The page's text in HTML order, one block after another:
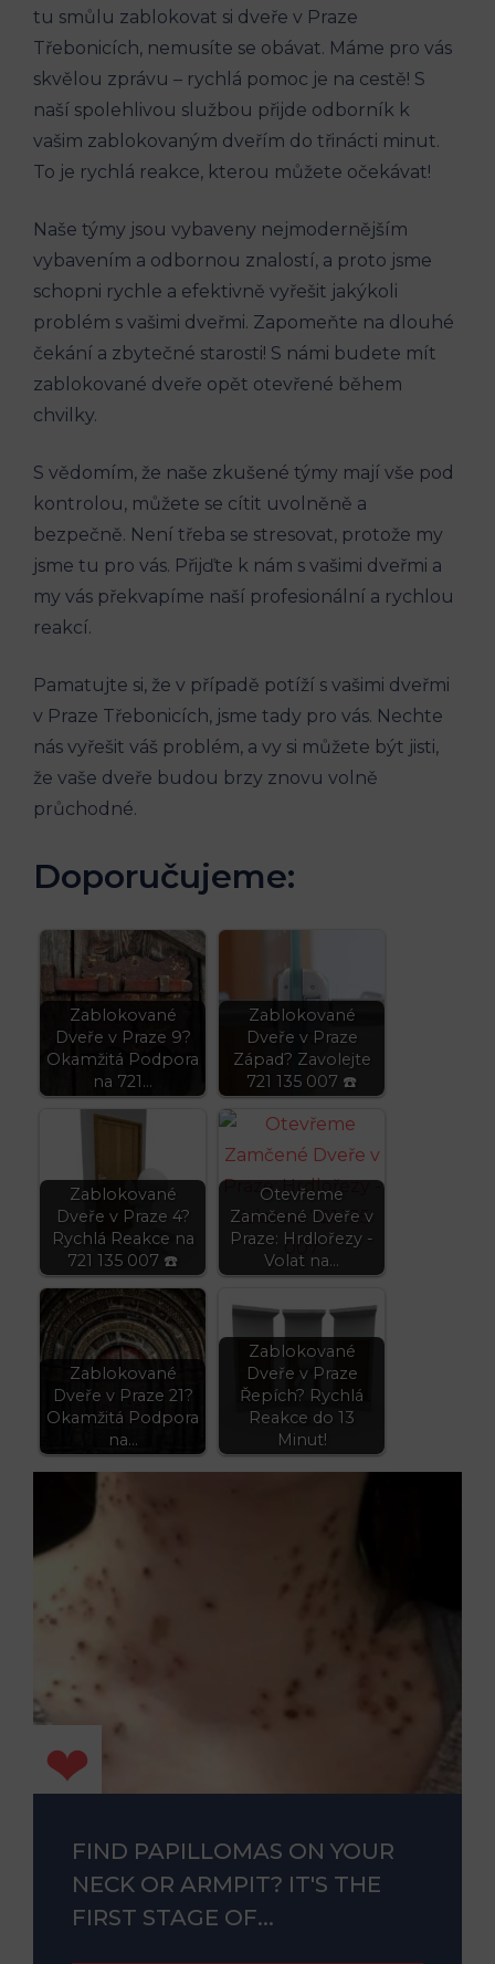
tu smůlu zablokovat si dveře v Praze
Třebonicích, nemusíte se obávat. Máme pro vás
skvělou zprávu – rychlá pomoc je na cestě! S
naší spolehlivou službou přijde odborník k
vašim zablokovaným dveřím do třinácti minut.
To je rychlá reakce, kterou můžete očekávat!
Naše týmy jsou vybaveny nejmodernějším
vybavením a odbornou znalostí, a proto jsme
schopni rychle a efektivně vyřešit jakýkoli
problém s vašimi dveřmi. Zapomeňte na dlouhé
čekání a zbytečné starosti! S námi budete mít
zablokované dveře opět otevřené během
chvilky.
S vědomím, že naše zkušené týmy mají vše pod
kontrolou, můžete se cítit uvolněně a
bezpečně. Není třeba se stresovat, protože my
jsme tu pro vás. Přijďte k nám s vašimi dveřmi a
my vás překvapíme naší profesionální a rychlou
reakcí.
Pamatujte si, že v případě potíží s vašimi dveřmi
v Praze Třebonicích, jsme tady pro vás. Nechte
nás vyřešit váš problém, a vy si můžete být jisti,
že vaše dveře budou brzy znovu volně
průchodné.
Doporučujeme:
Zablokované
Dveře v Praze 9?
Okamžitá Podpora
na 721…
Zablokované
Dveře v Praze
Západ? Zavolejte
721 135 007 ☎️
Zablokované
Dveře v Praze 4?
Rychlá Reakce na
721 135 007 ☎️
Otevřeme
Zamčené Dveře v
Praze: Hrdlořezy -
Volat na…
Zablokované
Dveře v Praze 21?
Okamžitá Podpora
na…
Zablokované
Dveře v Praze
Řepích? Rychlá
Reakce do 13
Minut!
FIND PAPILLOMAS ON YOUR
NECK OR ARMPIT? IT'S THE
FIRST STAGE OF...